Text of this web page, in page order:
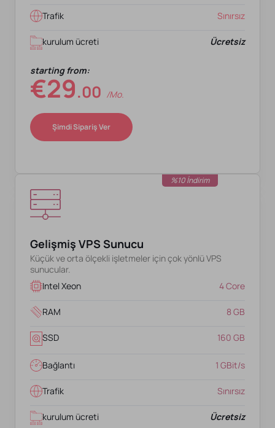
Trafik Sınırsız
kurulum ücreti Ücretsiz
starting from:
€29.00 /mo.
Şimdi Sipariş Ver
%10 İndirim
Gelişmiş VPS Sunucu
Küçük ve orta ölçekli işletmeler için çok yönlü VPS
sunucular.
Intel Xeon
4 Core
RAM 8 GB
SSD 160 GB
Bağlantı 1 GBit/s
Trafik Sınırsız
kurulum ücreti Ücretsiz